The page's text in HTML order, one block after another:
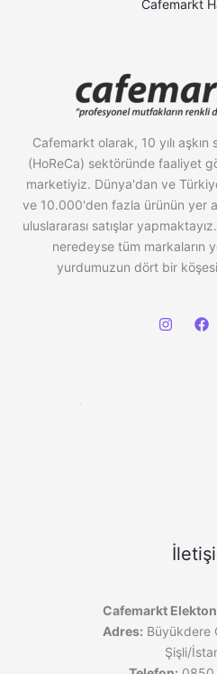
Cafemarkt
Cafemarkt olarak, 10 yılı
(HoReCa) sektöründe faaliyet
marketiyiz. Dünya'dan ve
ve 10.000'den fazla ürünün yer
uluslararası satışlar
neredeyse tüm markaların
yurdumuzun dört bir
Cafemarkt
Adres: Büyükdere
Şişli/